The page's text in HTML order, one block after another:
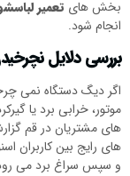
بخش های تعمیر
انجام شود.
بررسی دلایل
اگر دیگ دستگاه نمی
موتور، خرابی برد یا
های مشتریان در قم
های رایج بین کاربران
و سپس سراغ برد می رود